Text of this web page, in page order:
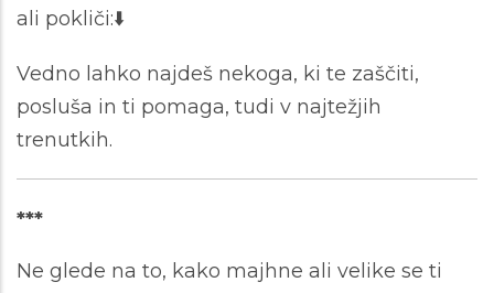
ali pokliči:⬇️
Vedno lahko najdeš nekoga, ki te zaščiti,
posluša in ti pomaga, tudi v najtežjih
trenutkih.
***
Ne glede na to, kako majhne ali velike se ti